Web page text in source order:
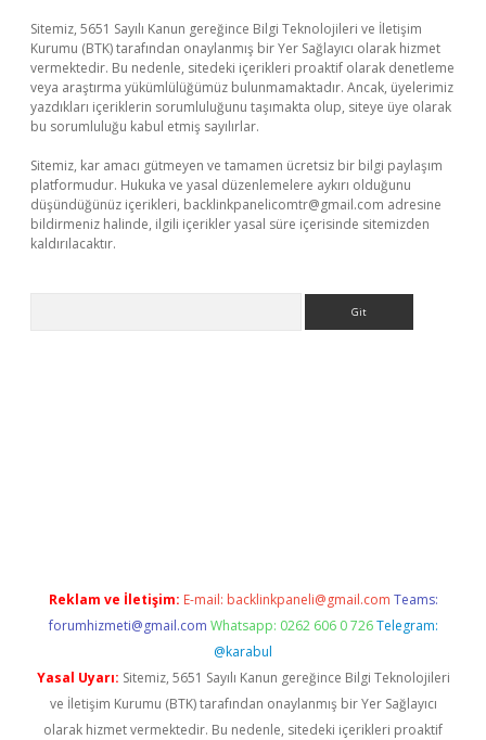
Sitemiz, 5651 Sayılı Kanun gereğince Bilgi Teknolojileri ve İletişim
Kurumu (BTK) tarafından onaylanmış bir Yer Sağlayıcı olarak hizmet
vermektedir. Bu nedenle, sitedeki içerikleri proaktif olarak denetleme
veya araştırma yükümlülüğümüz bulunmamaktadır. Ancak, üyelerimiz
yazdıkları içeriklerin sorumluluğunu taşımakta olup, siteye üye olarak
bu sorumluluğu kabul etmiş sayılırlar.
Sitemiz, kar amacı gütmeyen ve tamamen ücretsiz bir bilgi paylaşım
platformudur. Hukuka ve yasal düzenlemelere aykırı olduğunu
düşündüğünüz içerikleri, backlinkpanelicomtr@gmail.com adresine
bildirmeniz halinde, ilgili içerikler yasal süre içerisinde sitemizden
kaldırılacaktır.
Reklam ve İletişim: E-mail: backlinkpaneli@gmail.com Teams:
forumhizmeti@gmail.com Whatsapp: 0262 606 0 726 Telegram:
@karabul
Yasal Uyarı: Sitemiz, 5651 Sayılı Kanun gereğince Bilgi Teknolojileri
ve İletişim Kurumu (BTK) tarafından onaylanmış bir Yer Sağlayıcı
olarak hizmet vermektedir. Bu nedenle, sitedeki içerikleri proaktif